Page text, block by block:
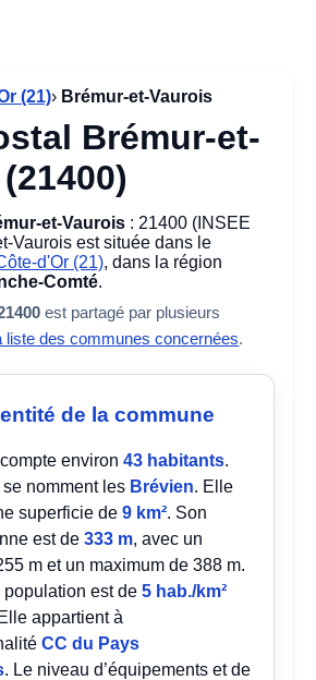
(21)› Brémur-et-Vaurois
Brémur-et-
et-Vaurois : 21400 (INSEE
Vaurois est située dans le
d'Or (21), dans la région
Comté.
est partagé par plusieurs
liste des communes concernées.
de la commune
environ43 habitants.
nomment les Brévien. Elle
superficie de9 km². Son
est de333 m, avec un
m et un maximum de 388 m.
population est de5 hab./km²
appartient à
CC du Pays
. Le niveau d’équipements et de